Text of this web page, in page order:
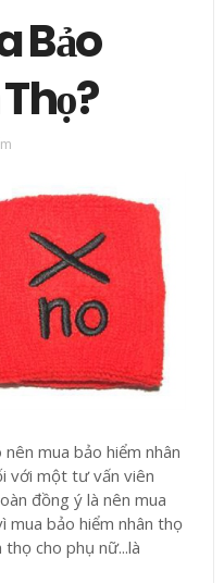
Bảo
mua bảo hiểm nhân
với một tư vấn viên
đồng ý là nên mua
mua bảo hiểm nhân thọ
cho phụ nữ...là